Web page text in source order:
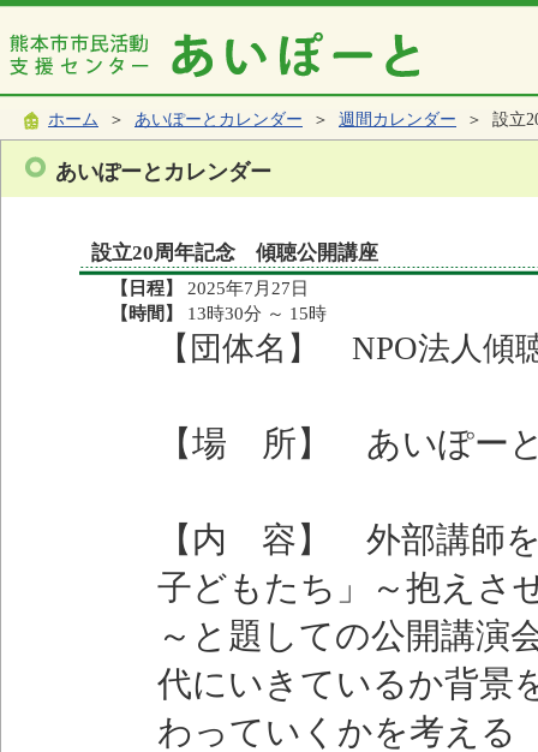
ホーム ＞ あいぽーとカレンダー ＞ 週間カレンダー ＞ 設立
あいぽーとカレンダー
設立20周年記念 傾聴公開講座
【日程】
2025年7月27日
【時間】
13時30分 ～ 15時
【団体名】 NPO法人傾
【場 所】 あいぽー
【内 容】 外部講師
子どもたち」～抱えさ
～と題しての公開講演
代にいきているか背景
わっていくかを考える